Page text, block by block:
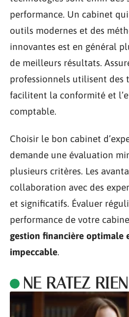
performance. Un cabinet
outils modernes et des
innovantes est en général
de meilleurs résultats.
professionnels utilisent des
facilitent la conformité et
comptable.
Choisir le bon cabinet
demande une évaluation
plusieurs critères. Les
collaboration avec des
et significatifs. Évaluer
performance de votre
gestion financière optimale
impeccable.
NE RATEZ